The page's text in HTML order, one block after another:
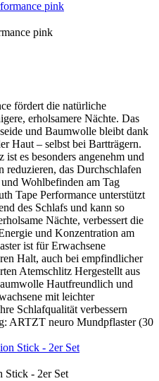
pink
fördert die natürliche
erholsamere Nächte. Das
und Baumwolle bleibt dank
Haut – selbst bei Bartträgern.
es besonders angenehm und
reduzieren, das Durchschlafen
Wohlbefinden am Tag
Tape Performance unterstützt
des Schlafs und kann so
Nächte, verbessert die
und Konzentration am
ist für Erwachsene
Halt, auch bei empfindlicher
Atemschlitz Hergestellt aus
Hautfreundlich und
mit leichter
Schlafqualität verbessern
ARTZT neuro Mundpflaster (30
- 2er Set